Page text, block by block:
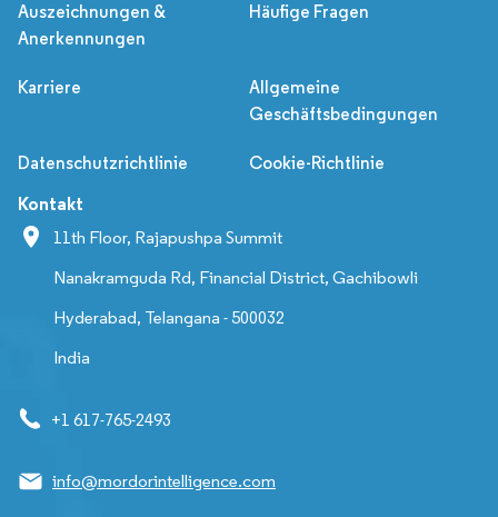
Auszeichnungen &
Anerkennungen
Häufige Fragen
Karriere
Allgemeine
Geschäftsbedingungen
Datenschutzrichtlinie Cookie-Richtlinie
Kontakt
11th Floor, Rajapushpa Summit
Nanakramguda Rd, Financial District, Gachibowli
Hyderabad, Telangana - 500032
India
+1 617-765-2493
info@mordorintelligence.com